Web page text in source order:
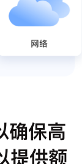
确保高
提供额